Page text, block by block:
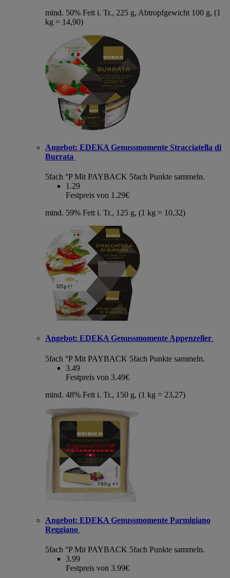
mind. 50% Fett i. Tr., 225 g, Abtropfgewicht 100 g, (1
kg = 14,90)
Angebot: EDEKA Genussmomente Stracciatella di
Burrata
5fach °P Mit PAYBACK 5fach Punkte sammeln.
1.29
Festpreis von 1.29€
mind. 59% Fett i. Tr., 125 g, (1 kg = 10,32)
Angebot: EDEKA Genussmomente Appenzeller
5fach °P Mit PAYBACK 5fach Punkte sammeln.
3.49
Festpreis von 3.49€
mind. 48% Fett i. Tr., 150 g, (1 kg = 23,27)
Angebot: EDEKA Genussmomente Parmigiano
Reggiano
5fach °P Mit PAYBACK 5fach Punkte sammeln.
3.99
Festpreis von 3.99€